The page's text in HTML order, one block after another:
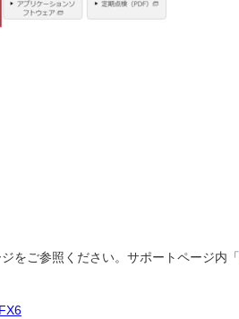
をご参照ください。サポートページ内「